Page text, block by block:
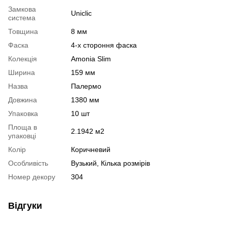
Замкова
система
Uniclic
Товщина
8 мм
Фаска
4-х стороння фаска
Колекція
Amonia Slim
Ширина
159 мм
Назва
Палермо
Довжина
1380 мм
Упаковка
10 шт
Площа в
упаковці
2.1942 м2
Колір
Коричневий
Особливість
Вузький, Кілька розмірів
Номер декору
304
Відгуки